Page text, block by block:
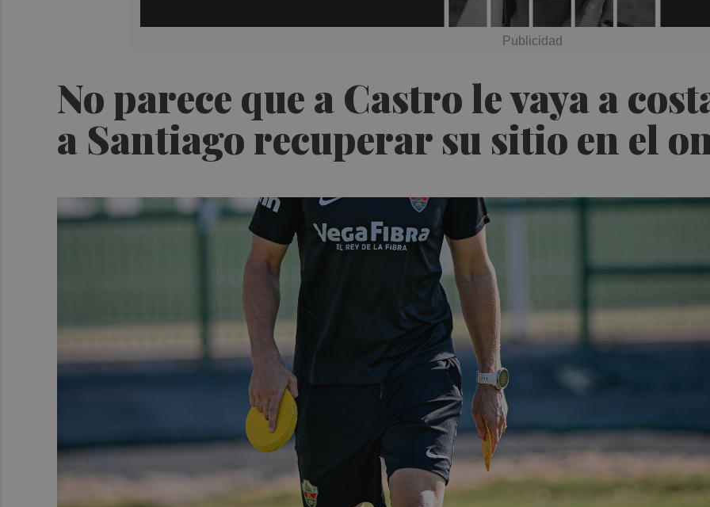
No parece que a Castro le vaya a
a Santiago recuperar su sitio en el